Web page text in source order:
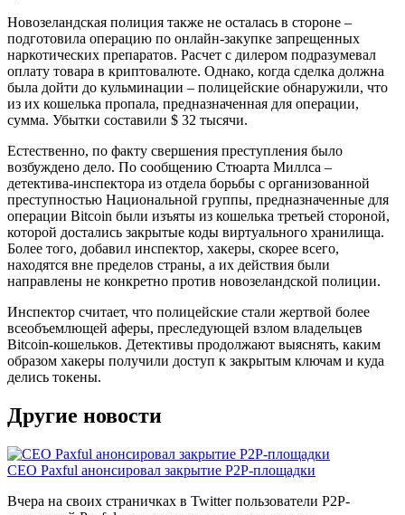
Новозеландская полиция также не осталась в стороне –
подготовила операцию по онлайн-закупке запрещенных
наркотических препаратов. Расчет с дилером подразумевал
оплату товара в криптовалюте. Однако, когда сделка должна
была дойти до кульминации – полицейские обнаружили, что
из их кошелька пропала, предназначенная для операции,
сумма. Убытки составили $ 32 тысячи.
Естественно, по факту свершения преступления было
возбуждено дело. По сообщению Стюарта Миллса –
детектива-инспектора из отдела борьбы с организованной
преступностью Национальной группы, предназначенные для
операции Bitcoin были изъяты из кошелька третьей стороной,
которой достались закрытые коды виртуального хранилища.
Более того, добавил инспектор, хакеры, скорее всего,
находятся вне пределов страны, а их действия были
направлены не конкретно против новозеландской полиции.
Инспектор считает, что полицейские стали жертвой более
всеобъемлющей аферы, преследующей взлом владельцев
Bitcoin-кошельков. Детективы продолжают выяснять, каким
образом хакеры получили доступ к закрытым ключам и куда
делись токены.
Другие новости
CEO Paxful анонсировал закрытие P2P-площадки
Вчера на своих страничках в Twitter пользователи P2P-